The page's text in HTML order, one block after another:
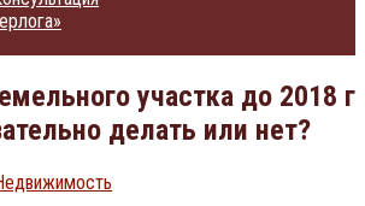
участка до 2018 г
делать или нет?